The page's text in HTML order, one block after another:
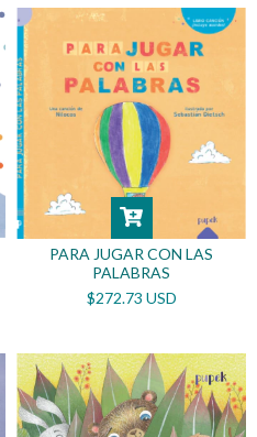
PARA JUGAR CON LAS
PALABRAS
$272.73 USD